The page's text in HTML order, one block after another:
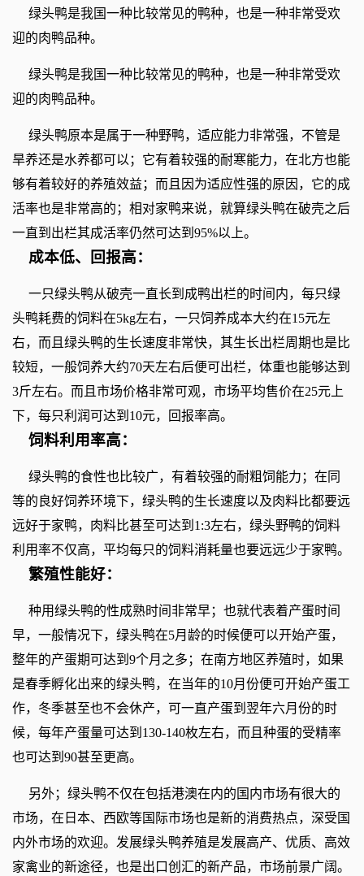
绿头鸭是我国一种比较常见的鸭种，也是一种非常受欢
迎的肉鸭品种。
绿头鸭是我国一种比较常见的鸭种，也是一种非常受欢
迎的肉鸭品种。
绿头鸭原本是属于一种野鸭，适应能力非常强，不管是
旱养还是水养都可以；它有着较强的耐寒能力，在北方也能
够有着较好的养殖效益；而且因为适应性强的原因，它的成
活率也是非常高的；相对家鸭来说，就算绿头鸭在破壳之后
一直到出栏其成活率仍然可达到95%以上。
成本低、回报高：
一只绿头鸭从破壳一直长到成鸭出栏的时间内，每只绿
头鸭耗费的饲料在5kg左右，一只饲养成本大约在15元左
右，而且绿头鸭的生长速度非常快，其生长出栏周期也是比
较短，一般饲养大约70天左右后便可出栏，体重也能够达到
3斤左右。而且市场价格非常可观，市场平均售价在25元上
下，每只利润可达到10元，回报率高。
饲料利用率高：
绿头鸭的食性也比较广，有着较强的耐粗饲能力；在同
等的良好饲养环境下，绿头鸭的生长速度以及肉料比都要远
远好于家鸭，肉料比甚至可达到1:3左右，绿头野鸭的饲料
利用率不仅高，平均每只的饲料消耗量也要远远少于家鸭。
繁殖性能好：
种用绿头鸭的性成熟时间非常早；也就代表着产蛋时间
早，一般情况下，绿头鸭在5月龄的时候便可以开始产蛋，
整年的产蛋期可达到9个月之多；在南方地区养殖时，如果
是春季孵化出来的绿头鸭，在当年的10月份便可开始产蛋工
作，冬季甚至也不会休产，可一直产蛋到翌年六月份的时
候，每年产蛋量可达到130-140枚左右，而且种蛋的受精率
也可达到90甚至更高。
另外；绿头鸭不仅在包括港澳在内的国内市场有很大的
市场，在日本、西欧等国际市场也是新的消费热点，深受国
内外市场的欢迎。发展绿头鸭养殖是发展高产、优质、高效
家禽业的新途径，也是出口创汇的新产品，市场前景广阔。